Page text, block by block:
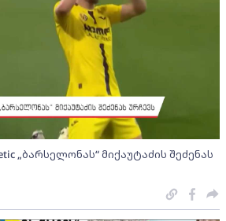
„ბარსელონას“ მიქაუტაძის შეძენას